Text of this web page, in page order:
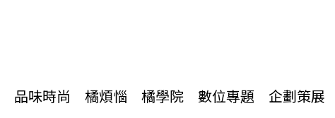
品味時尚 橘煩惱 橘學院 數位專題 企劃策展